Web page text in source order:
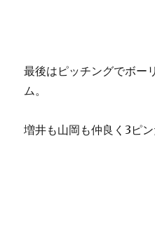
最後はピッチングでボー
ム。
増井も山岡も仲良く3ピン